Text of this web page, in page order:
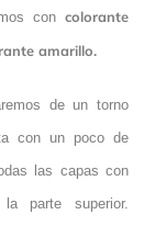
con colorante
amarillo.
de un torno
con un poco de
las capas con
parte superior.